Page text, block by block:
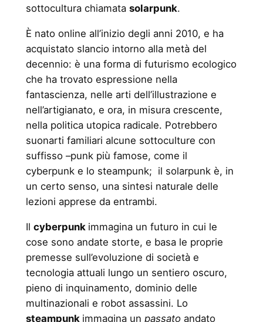
sottocultura chiamata solarpunk.
È nato online all’inizio degli anni 2010, e ha
acquistato slancio intorno alla metà del
decennio: è una forma di futurismo ecologico
che ha trovato espressione nella
fantascienza, nelle arti dell’illustrazione e
nell’artigianato, e ora, in misura crescente,
nella politica utopica radicale. Potrebbero
suonarti familiari alcune sottoculture con
suffisso –punk più famose, come il
cyberpunk e lo steampunk; il solarpunk è, in
un certo senso, una sintesi naturale delle
lezioni apprese da entrambi.
Il cyberpunk immagina un futuro in cui le
cose sono andate storte, e basa le proprie
premesse sull’evoluzione di società e
tecnologia attuali lungo un sentiero oscuro,
pieno di inquinamento, dominio delle
multinazionali e robot assassini. Lo
steampunk immagina un passatoandato